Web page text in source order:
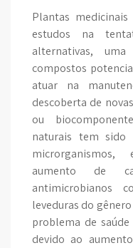
Plantas
estudos na
alternativas,
compostos
atuar na
descoberta de
ou
naturais tem
microrganismos,
aumento de
antimicrobianos
leveduras do gênero
problema de
devido ao